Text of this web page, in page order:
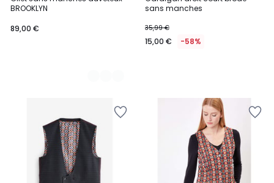
BROOKLYN
89,00 €
sans manches
35,99 €
15,00 € -58%